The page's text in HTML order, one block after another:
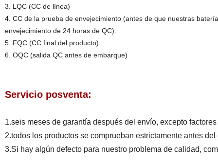
3. LQC (CC de línea)
4. CC de la prueba de envejecimiento (antes de que nuestras
envejecimiento de 24 horas de QC).
5. FQC (CC final del producto)
6. OQC (salida QC antes de embarque)
Servicio posventa:
1.seis meses de garantía después del envío, excepto
2.todos los productos se comprueban estrictamente antes del
3.Si hay algún defecto para nuestro problema de calidad,